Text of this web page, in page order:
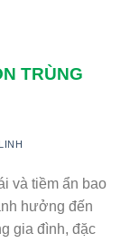
TRÙNG
và tiềm ẩn bao
hưởng đến
gia đình, đặc